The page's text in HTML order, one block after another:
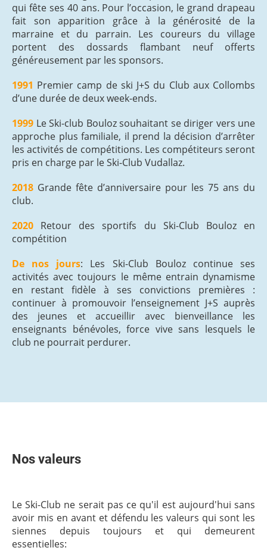
qui fête ses 40 ans. Pour l’occasion, le grand drapeau
fait son apparition grâce à la générosité de la
marraine et du parrain. Les coureurs du village
portent des dossards flambant neuf offerts
généreusement par les sponsors.
1991 Premier camp de ski J+S du Club aux Collombs
d’une durée de deux week-ends.
1999 Le Ski-club Bouloz souhaitant se diriger vers une
approche plus familiale, il prend la décision d’arrêter
les activités de compétitions. Les compétiteurs seront
pris en charge par le Ski-Club Vudallaz.
2018 Grande fête d’anniversaire pour les 75 ans du
club.
2020 Retour des sportifs du Ski-Club Bouloz en
compétition
De nos jours: Les Ski-Club Bouloz continue ses
activités avec toujours le même entrain dynamisme
en restant fidèle à ses convictions premières :
continuer à promouvoir l’enseignement J+S auprès
des jeunes et accueillir avec bienveillance les
enseignants bénévoles, force vive sans lesquels le
club ne pourrait perdurer.
Nos valeurs
Le Ski-Club ne serait pas ce qu'il est aujourd'hui sans
avoir mis en avant et défendu les valeurs qui sont les
siennes depuis toujours et qui demeurent
essentielles: